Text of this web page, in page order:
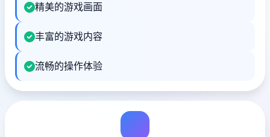
精美的游戏画面
丰富的游戏内容
流畅的操作体验